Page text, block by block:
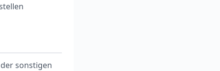
sonstigen